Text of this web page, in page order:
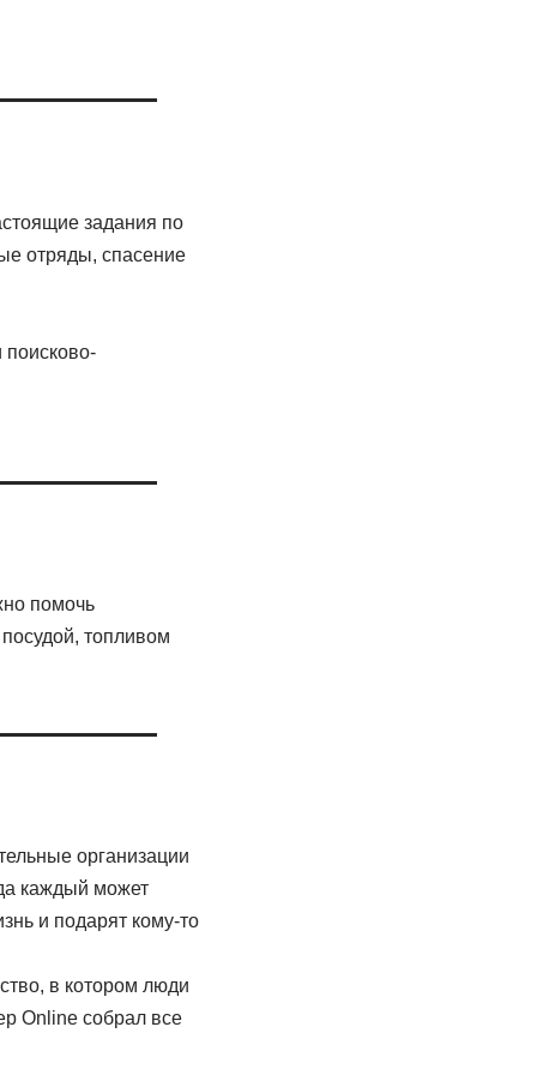
задания по
отряды, спасение
помочь
топливом
организации
каждый может
и подарят кому-то
в котором люди
Online собрал все